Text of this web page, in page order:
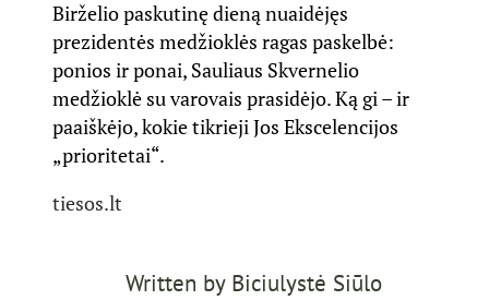
Birželio paskutinę dieną nuaidėjęs
prezidentės medžioklės ragas paskelbė:
ponios ir ponai, Sauliaus Skvernelio
medžioklė su varovais prasidėjo. Ką gi – ir
paaiškėjo, kokie tikrieji Jos Ekscelencijos
„prioritetai“.
tiesos.lt
Written by Biciulystė Siūlo